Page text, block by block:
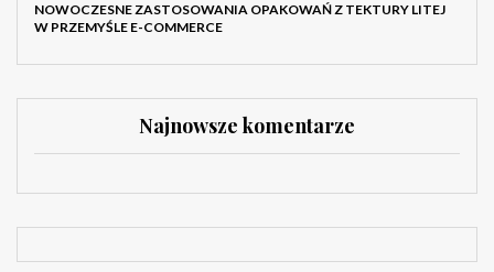
NOWOCZESNE ZASTOSOWANIA OPAKOWAŃ Z TEKTURY LITEJ
W PRZEMYŚLE E-COMMERCE
Najnowsze komentarze